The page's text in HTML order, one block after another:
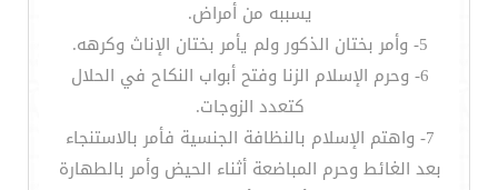
يسببه من أمراض.
5- وأمر بختان الذكور ولم يأمر بختان الإناث وكرهه.
6- وحرم الإسلام الزنا وفتح أبواب النكاح في الحلال
كتعدد الزوجات.
7- واهتم الإسلام بالنظافة الجنسية فأمر بالاستنجاء
بعد الغائط وحرم المباضعة أثناء الحيض وأمر بالطهارة